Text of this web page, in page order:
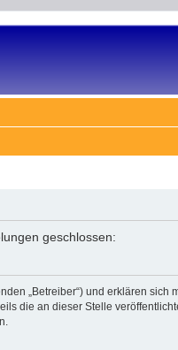
geschlossen:
„Betreiber“) und erklären
die an dieser Stelle